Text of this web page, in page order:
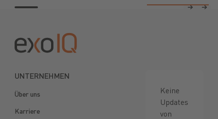
UNTERNEHMEN
Über uns
Karriere
Keine
Updates
von